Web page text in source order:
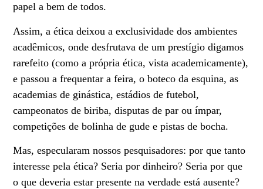
papel a bem de todos.
Assim, a ética deixou a exclusividade dos ambientes
acadêmicos, onde desfrutava de um prestígio digamos
rarefeito (como a própria ética, vista academicamente),
e passou a frequentar a feira, o boteco da esquina, as
academias de ginástica, estádios de futebol,
campeonatos de biriba, disputas de par ou ímpar,
competições de bolinha de gude e pistas de bocha.
Mas, especularam nossos pesquisadores: por que tanto
interesse pela ética? Seria por dinheiro? Seria por que
o que deveria estar presente na verdade está ausente?